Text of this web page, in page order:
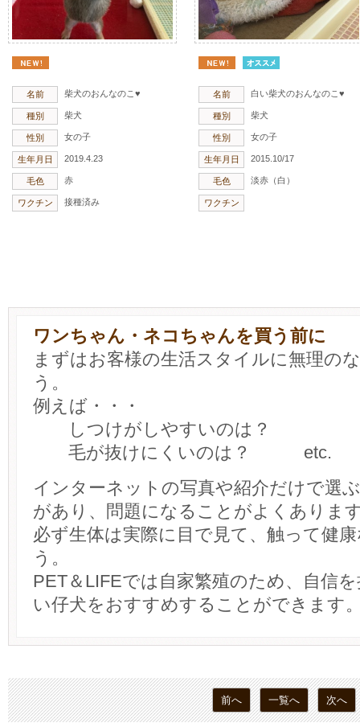
名前 柴犬のおんなのこ♥
種別 柴犬
性別 女の子
生年月日 2019.4.23
毛色 赤
ワクチン 接種済み
名前 白い柴犬のおんなのこ♥
種別 柴犬
性別 女の子
生年月日 2015.10/17
毛色 淡赤（白）
ワクチン
ワンちゃん・ネコちゃんを買う前に
まずはお客様の生活スタイルに無理の
う。
例えば・・・
しつけがしやすいのは？
毛が抜けにくいのは？ etc.
インターネットの写真や紹介だけで選
があり、問題になることがよくありま
必ず生体は実際に目で見て、触って健
う。
PET＆LIFEでは自家繁殖のため、自信
い仔犬をおすすめすることができます
前へ 一覧へ 次へ